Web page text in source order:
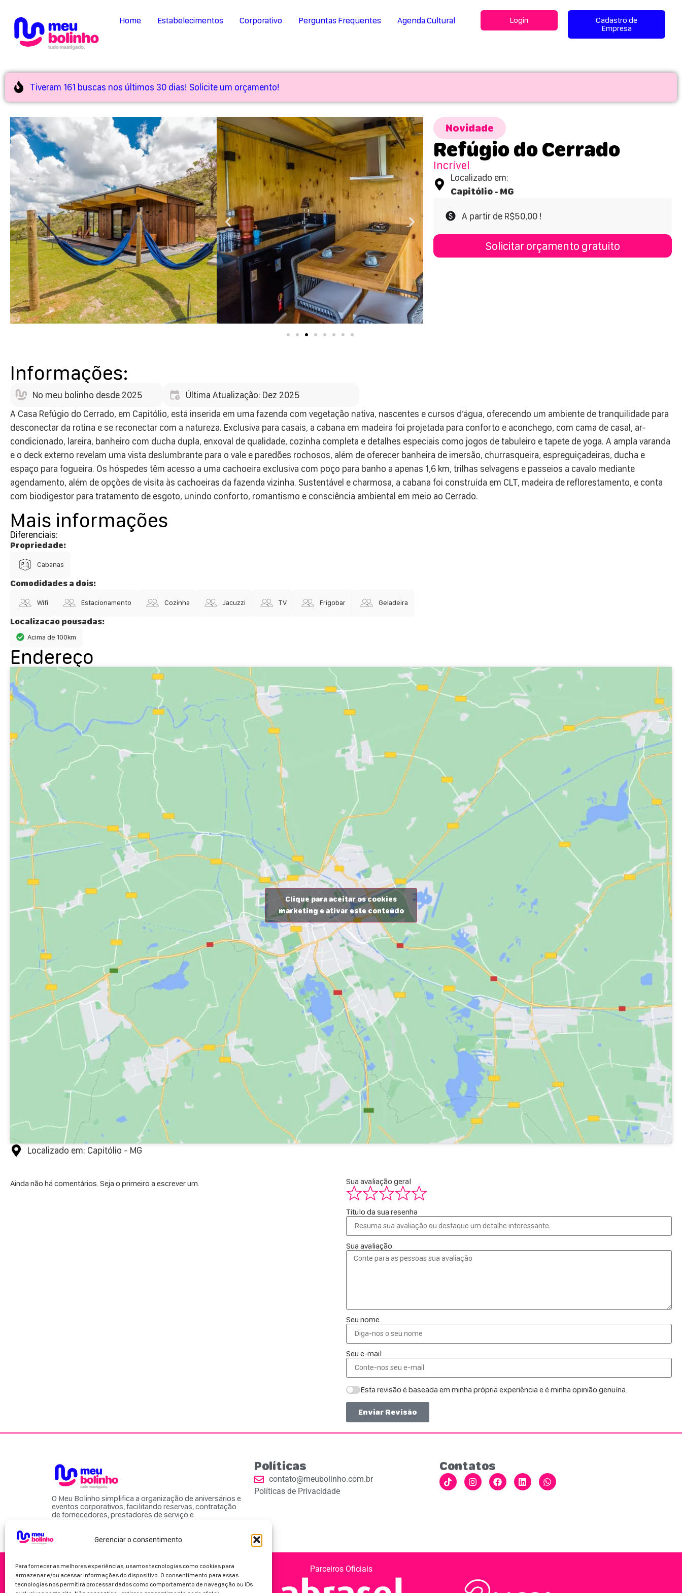
Gerenciar o consentimento
Para fornecer as melhores experiências, usamos tecnologias como cookies para
armazenar e/ou acessar informações do dispositivo. O consentimento para essas
tecnologias nos permitirá processar dados como comportamento de navegação ou IDs
Home Estabelecimentos Corporativo Perguntas Frequentes Agenda Cultural Login
Cadastro de
Empresa
Tiveram 161 buscas nos últimos 30 dias! Solicite um orçamento!
Novidade
Refúgio do Cerrado
Incrível
Localizado em:
Capitólio - MG
A partir de R$50,00 !
Solicitar orçamento gratuito
Informações:
No meu bolinho desde 2025
Última Atualização: Dez 2025
A Casa Refúgio do Cerrado, em Capitólio, está inserida em uma fazenda com vegetação nativa, nascentes e cursos d’água, oferecendo um ambiente de tranquilidade para
desconectar da rotina e se reconectar com a natureza. Exclusiva para casais, a cabana em madeira foi projetada para conforto e aconchego, com cama de casal, ar-
condicionado, lareira, banheiro com ducha dupla, enxoval de qualidade, cozinha completa e detalhes especiais como jogos de tabuleiro e tapete de yoga. A ampla varanda
e o deck externo revelam uma vista deslumbrante para o vale e paredões rochosos, além de oferecer banheira de imersão, churrasqueira, espreguiçadeiras, ducha e
espaço para fogueira. Os hóspedes têm acesso a uma cachoeira exclusiva com poço para banho a apenas 1,6 km, trilhas selvagens e passeios a cavalo mediante
agendamento, além de opções de visita às cachoeiras da fazenda vizinha. Sustentável e charmosa, a cabana foi construída em CLT, madeira de reflorestamento, e conta
com biodigestor para tratamento de esgoto, unindo conforto, romantismo e consciência ambiental em meio ao Cerrado.
Mais informações
Diferenciais:
Propriedade:
Cabanas
Comodidades a dois:
Wifi Estacionamento Cozinha Jacuzzi TV Frigobar Geladeira
Localizacao pousadas:
Acima de 100km
Endereço
Clique para aceitar os cookies
marketing e ativar este conteúdo
Localizado em: Capitólio - MG
Ainda não há comentários. Seja o primeiro a escrever um. Sua avaliação geral
Título da sua resenha
Sua avaliação
Seu nome
Seu e-mail
Esta revisão é baseada em minha própria experiência e é minha opinião genuína.
Enviar Revisão
O Meu Bolinho simplifica a organização de aniversários e
eventos corporativos, facilitando reservas, contratação
de fornecedores, prestadores de serviço e
Políticas
contato@meubolinho.com.br
Políticas de Privacidade
Contatos
Parceiros Oficiais